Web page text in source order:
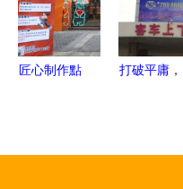
匠心制作點
打破平庸，